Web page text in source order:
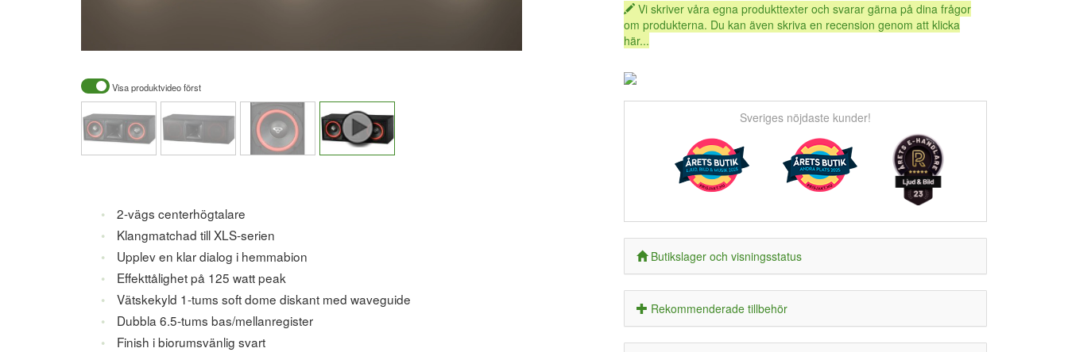
Visa produktvideo först
2-vägs centerhögtalare
Klangmatchad till XLS-serien
Upplev en klar dialog i hemmabion
Effekttålighet på 125 watt peak
Vätskekyld 1-tums soft dome diskant med waveguide
Dubbla 6.5-tums bas/mellanregister
Finish i biorumsvänlig svart
Vi skriver våra egna produkttexter och svarar gärna på dina frågor
om produkterna. Du kan även skriva en recension genom att klicka
här...
Sveriges nöjdaste kunder!
Butikslager och visningsstatus
Rekommenderade tillbehör